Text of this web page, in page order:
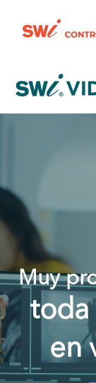
Muy
toda
en